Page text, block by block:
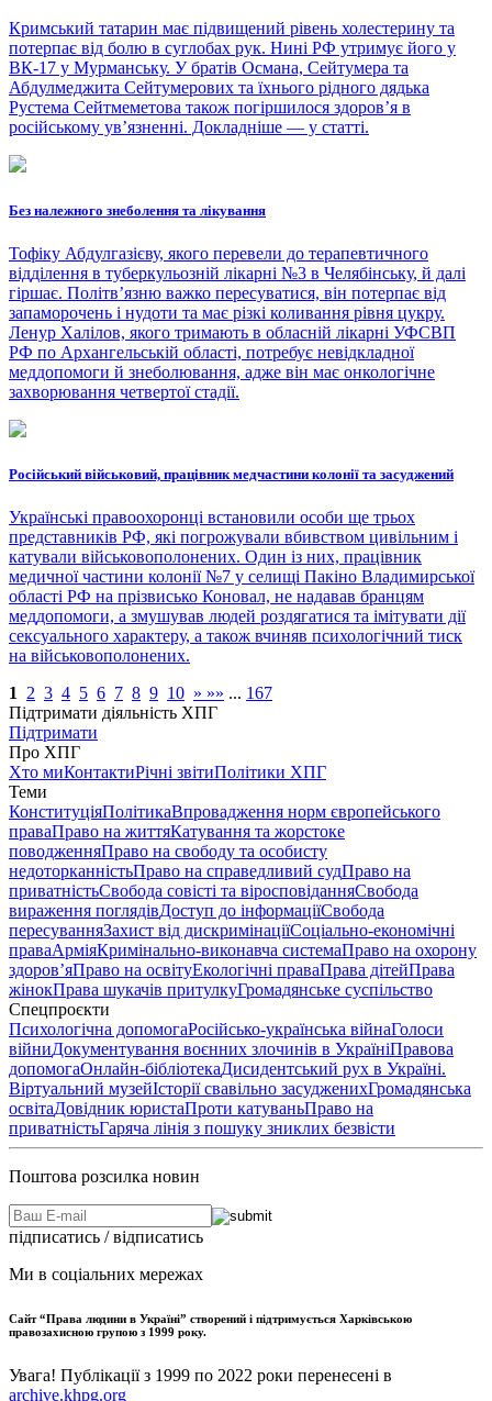
Кримський татарин має підвищений рівень холестерину та
потерпає від болю в суглобах рук. Нині РФ утримує його у
ВК-17 у Мурманську. У братів Османа, Сейтумера та
Абдулмеджита Сейтумерових та їхнього рідного дядька
Рустема Сейтмеметова також погіршилося здоров’я в
російському ув’язненні. Докладніше — у статті.
Без належного знеболення та лікування
Тофіку Абдулгазієву, якого перевели до терапевтичного
відділення в туберкульозній лікарні №3 в Челябінську, й далі
гіршає. Політвʼязню важко пересуватися, він потерпає від
запаморочень і нудоти та має різкі коливання рівня цукру.
Ленур Халілов, якого тримають в обласній лікарні УФСВП
РФ по Архангельській області, потребує невідкладної
меддопомоги й знеболювання, адже він має онкологічне
захворювання четвертої стадії.
Російський військовий, працівник медчастини колонії та засуджений
Українські правоохоронці встановили особи ще трьох
представників РФ, які погрожували вбивством цивільним і
катували військовополонених. Один із них, працівник
медичної частини колонії №7 у селищі Пакіно Владимирської
області РФ на прізвисько Коновал, не надавав бранцям
меддопомоги, а змушував людей роздягатися та імітувати дії
сексуального характеру, а також вчиняв психологічний тиск
на військовополонених.
1
2 3 4 5 6 7 8 9 10 » »» ... 167
Підтримати діяльність ХПГ
Підтримати
Про ХПГ
Хто миКонтактиРічні звітиПолітики ХПГ
Теми
КонституціяПолітикаВпровадження норм європейського
праваПраво на життяКатування та жорстоке
поводженняПраво на свободу та особисту
недоторканністьПраво на справедливий судПраво на
приватністьСвобода совісті та віросповіданняСвобода
вираження поглядівДоступ до інформаціїСвобода
пересуванняЗахист від дискримінаціїСоціально-економічні
праваАрміяКримінально-виконавча системаПраво на охорону
здоров’яПраво на освітуЕкологічні праваПрава дітейПрава
жінокПрава шукачів притулкуГромадянське суспільство
Спецпроєкти
Психологічна допомогаРосійсько-українська війнаГолоси
війниДокументування воєнних злочинів в УкраїніПравова
допомогаОнлайн-бібліотекаДисидентський рух в Україні.
Віртуальний музейІсторії свавільно засудженихГромадянська
освітаДовідник юристаПроти катуваньПраво на
приватністьГаряча лінія з пошуку зниклих безвісти
Поштова розсилка новин
підписатись / відписатись
Ми в соціальних мережах
Сайт “Права людини в Україні” створений і підтримується Харківською
правозахисною групою з 1999 року.
Увага! Публікації з 1999 по 2022 роки перенесені в
archive.khpg.org